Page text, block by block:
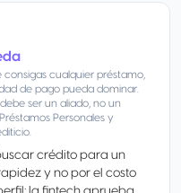
cualquier préstamo,
de pago pueda dominar.
ser un aliado, no un
Personales y
crédito para un
y no por el costo